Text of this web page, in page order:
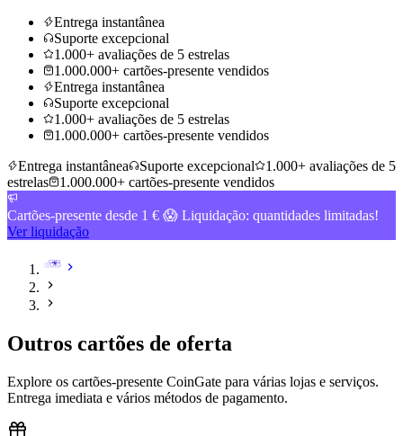
Entrega instantânea
Suporte excepcional
1.000+ avaliações de 5 estrelas
1.000.000+ cartões-presente vendidos
Entrega instantânea
Suporte excepcional
1.000+ avaliações de 5 estrelas
1.000.000+ cartões-presente vendidos
Entrega instantânea
Suporte excepcional
1.000+ avaliações de 5
estrelas
1.000.000+ cartões-presente vendidos
Cartões-presente desde 1 € 😱 Liquidação: quantidades limitadas!
Ver liquidação
Outros cartões de oferta
Explore os cartões-presente CoinGate para várias lojas e serviços.
Entrega imediata e vários métodos de pagamento.